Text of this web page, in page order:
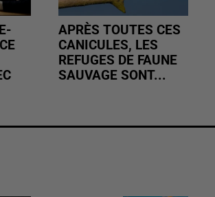
APRÈS TOUTES CES
CANICULES, LES
REFUGES DE FAUNE
SAUVAGE SONT...